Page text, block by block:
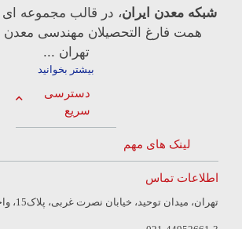
شبکه معدن ایران، در قالب مجموعه
همت فارغ­ التحصیلان مهندسی معدن
تهران ...
بیشتر بخوانید
دسترسی
سریع
لینک های مهم
اطلاعات تماس
تهران، میدان توحید، خیابان نصرت غربی، پلاک15، واحد1